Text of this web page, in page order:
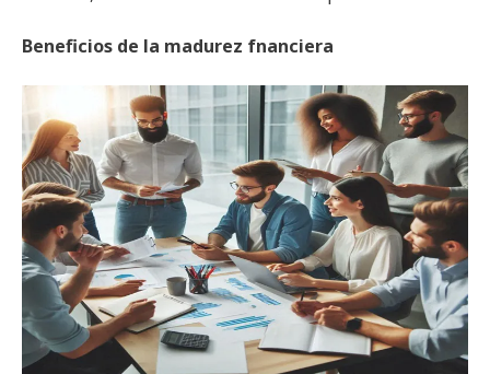
Beneficios de la madurez fnanciera